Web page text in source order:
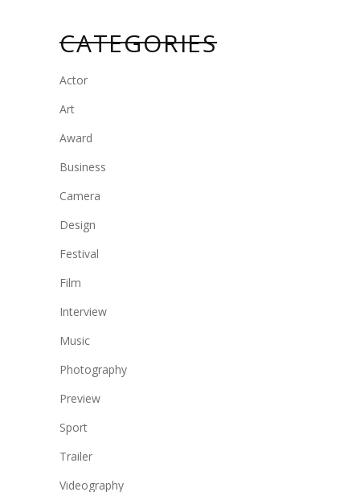
CATEGORIES
Actor
Art
Award
Business
Camera
Design
Festival
Film
Interview
Music
Photography
Preview
Sport
Trailer
Videography